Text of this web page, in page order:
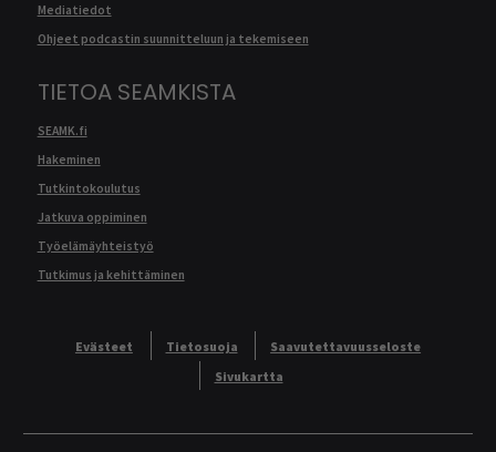
Mediatiedot
Ohjeet podcastin suunnitteluun ja tekemiseen
TIETOA SEAMKISTA
SEAMK.fi
Hakeminen
Tutkintokoulutus
Jatkuva oppiminen
Työelämäyhteistyö
Tutkimus ja kehittäminen
Evästeet Tietosuoja
Saavutettavuusseloste
Sivukartta